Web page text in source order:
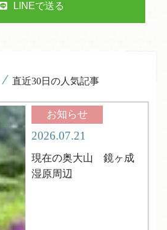
LINEで送る
/ 直近30日の人気記事
お知らせ
2026.07.21
現在の奥大山 鏡ヶ成
湿原周辺